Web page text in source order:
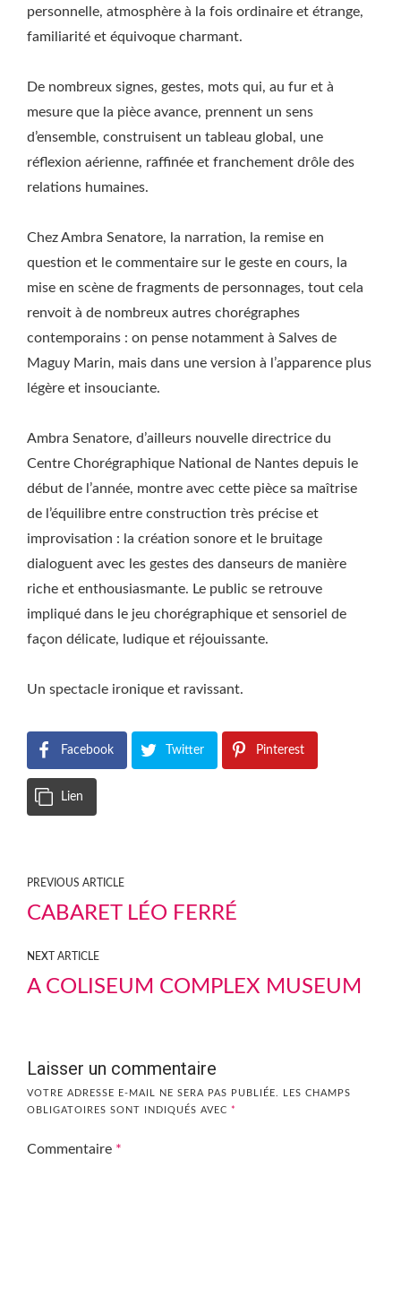
personnelle, atmosphère à la fois ordinaire et étrange,
familiarité et équivoque charmant.
De nombreux signes, gestes, mots qui, au fur et à
mesure que la pièce avance, prennent un sens
d’ensemble, construisent un tableau global, une
réflexion aérienne, raffinée et franchement drôle des
relations humaines.
Chez Ambra Senatore, la narration, la remise en
question et le commentaire sur le geste en cours, la
mise en scène de fragments de personnages, tout cela
renvoit à de nombreux autres chorégraphes
contemporains : on pense notamment à Salves de
Maguy Marin, mais dans une version à l’apparence plus
légère et insouciante.
Ambra Senatore, d’ailleurs nouvelle directrice du
Centre Chorégraphique National de Nantes depuis le
début de l’année, montre avec cette pièce sa maîtrise
de l’équilibre entre construction très précise et
improvisation : la création sonore et le bruitage
dialoguent avec les gestes des danseurs de manière
riche et enthousiasmante. Le public se retrouve
impliqué dans le jeu chorégraphique et sensoriel de
façon délicate, ludique et réjouissante.
Un spectacle ironique et ravissant.
Facebook Twitter Pinterest
Lien
PREVIOUS ARTICLE
CABARET LÉO FERRÉ
NEXT ARTICLE
A COLISEUM COMPLEX MUSEUM
Laisser un commentaire
VOTRE ADRESSE E-MAIL NE SERA PAS PUBLIÉE.
LES CHAMPS
OBLIGATOIRES SONT INDIQUÉS AVEC *
Commentaire *